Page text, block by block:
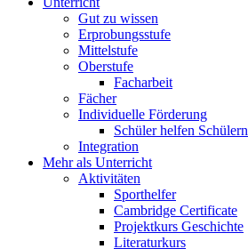
Gut zu wissen
Erprobungsstufe
Mittelstufe
Oberstufe
Facharbeit
Fächer
Individuelle Förderung
Schüler helfen Schülern
Integration
Mehr als Unterricht
Aktivitäten
Sporthelfer
Cambridge Certificate
Projektkurs Geschichte
Literaturkurs